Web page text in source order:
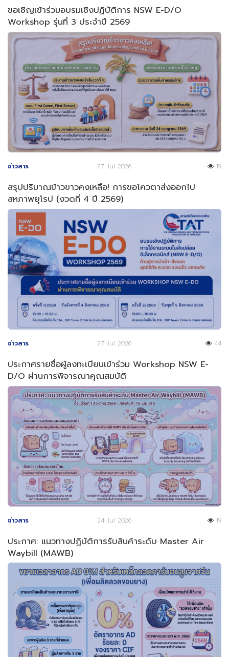
ขอเชิญเข้าร่วมอบรมเชิงปฏิบัติการ NSW E-D/O
Workshop รุ่นที่ 3 ประจำปี 2569
ข่าวสาร 27 Jul 2026 19
สรุปปริมาณข้าวขาวคงเหลือ! การขอโควตาส่งออกไป
สหภาพยุโรป (งวดที่ 4 ปี 2569)
ข่าวสาร 27 Jul 2026 44
ประกาศรายชื่อผู้ลงทะเบียนเข้าร่วม Workshop NSW E-
D/O ผ่านการพิจารณาคุณสมบัติ
ข่าวสาร 24 Jul 2026 19
ประกาศ: แนวทางปฏิบัติการรับสินค้าระดับ Master Air
Waybill (MAWB)